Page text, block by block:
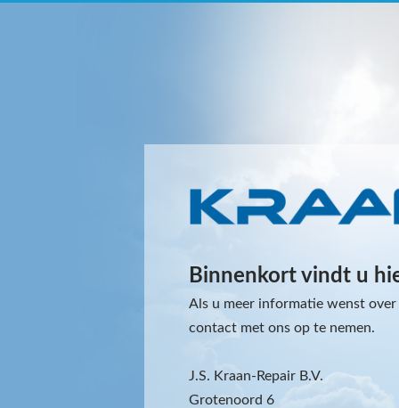
Binnenkort vindt u
Als u meer informatie wenst
contact met ons op te nemen.
J.S. Kraan-Repair B.V.
Grotenoord 6